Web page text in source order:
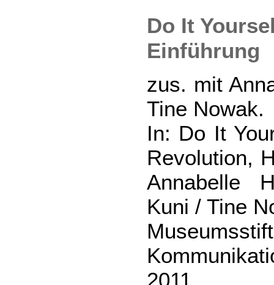
Do It
Einführung
zus. mit
Tine Nowak.
In: Do It
Revolution,
Annabelle
Kuni / Tine
2011